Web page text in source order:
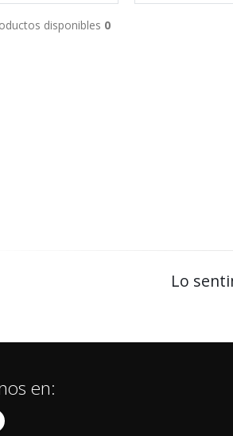
disponibles 0
Lo
en: